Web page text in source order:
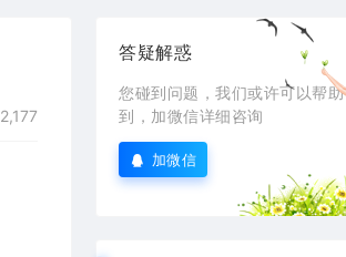
2,177
答疑解惑
您碰到问题，我们或许可以帮助
到，加微信详细咨询
加微信